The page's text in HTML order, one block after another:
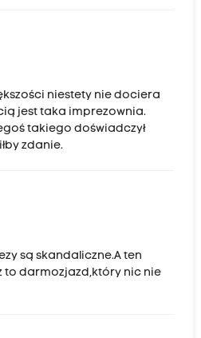
niestety nie dociera
jest taka imprezownia.
takiego doświadczył
zdanie.
są skandaliczne.A ten
to darmozjazd,który nic nie